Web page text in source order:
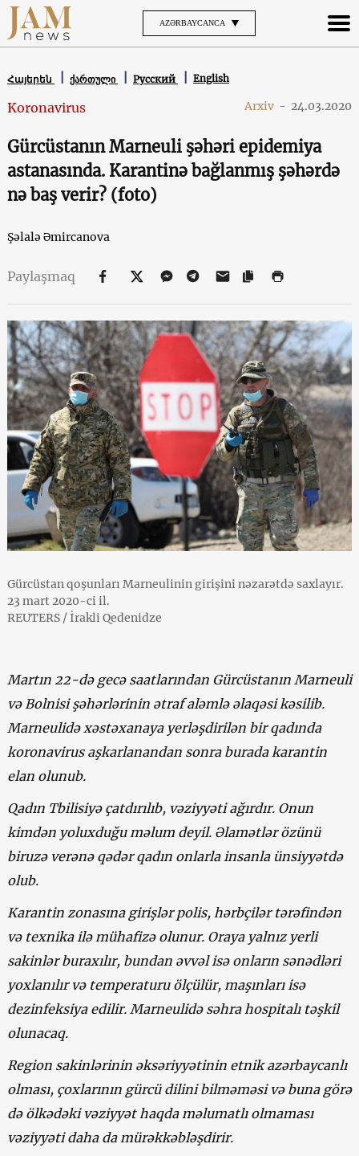
AZƏRBAYCANCA
Հայերեն ქართული Русский English
Koronavirus Arxiv - 24.03.2020
Gürcüstanın Marneuli şəhəri epidemiya
astanasında. Karantinə bağlanmış şəhərdə
nə baş verir? (foto)
Şəlalə Əmircanova
Paylaşmaq
Gürcüstan qoşunları Marneulinin girişini nəzarətdə saxlayır.
23 mart 2020-ci il.
REUTERS / İrakli Qedenidze
Martın 22-də gecə saatlarından Gürcüstanın Marneuli
və Bolnisi şəhərlərinin ətraf aləmlə əlaqəsi kəsilib.
Marneulidə xəstəxanaya yerləşdirilən bir qadında
koronavirus aşkarlanandan sonra burada karantin
elan olunub.
Qadın Tbilisiyə çatdırılıb, vəziyyəti ağırdır. Onun
kimdən yoluxduğu məlum deyil. Əlamətlər özünü
biruzə verənə qədər qadın onlarla insanla ünsiyyətdə
olub.
Karantin zonasına girişlər polis, hərbçilər tərəfindən
və texnika ilə mühafizə olunur. Oraya yalnız yerli
sakinlər buraxılır, bundan əvvəl isə onların sənədləri
yoxlanılır və temperaturu ölçülür, maşınları isə
dezinfeksiya edilir. Marneulidə səhra hospitalı təşkil
olunacaq.
Region sakinlərinin əksəriyyətinin etnik azərbaycanlı
olması, çoxlarının gürcü dilini bilməməsi və buna görə
də ölkədəki vəziyyət haqda məlumatlı olmaması
vəziyyəti daha da mürəkkəbləşdirir.